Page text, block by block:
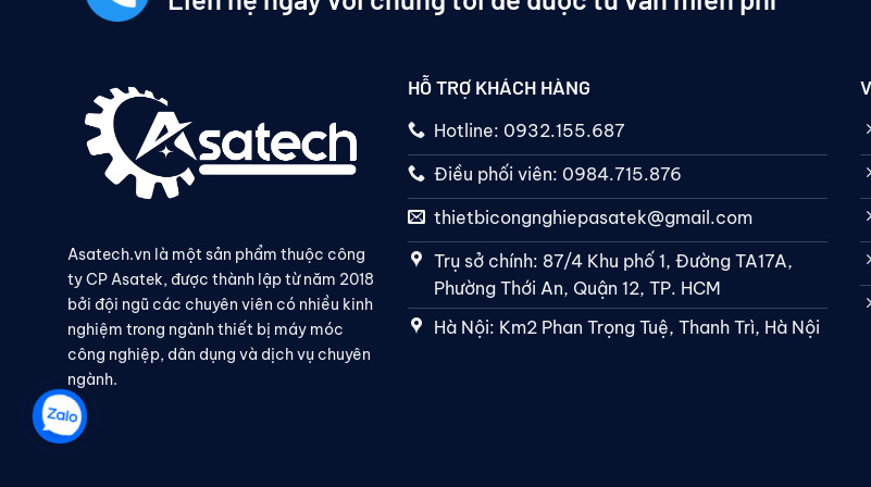
Asatech.vn là một sản phẩm thuộc công
ty CP Asatek, được thành lập từ năm 2018
bởi đội ngũ các chuyên viên có nhiều kinh
nghiệm trong ngành thiết bị máy móc
công nghiệp, dân dụng và dịch vụ chuyên
ngành.
HỖ TRỢ KHÁCH HÀNG
Hotline: 0932.155.687
Điều phối viên: 0984.715.876
thietbicongnghiepasatek@gmail.com
Trụ sở chính: 87/4 Khu phố 1, Đường TA17A,
Phường Thới An, Quận 12, TP. HCM
Hà Nội: Km2 Phan Trọng Tuệ, Thanh Trì, Hà Nội